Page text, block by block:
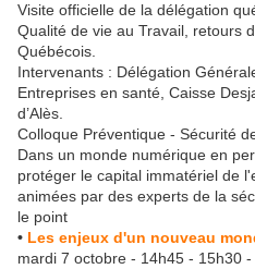
Visite officielle de la délégation
Qualité de vie au Travail, retours
Québécois.
Intervenants : Délégation
Entreprises en santé, Caisse
d’Alès.
Colloque Préventique - Sécurité
Dans un monde numérique en
protéger le capital immatériel de
animées par des experts de la
le point
• Les enjeux d'un nouveau
mardi 7 octobre - 14h45 - 15h30 -